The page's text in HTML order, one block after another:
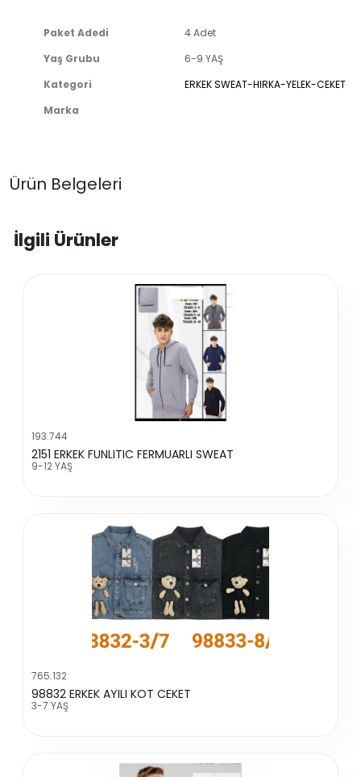
Paket Adedi
4 Adet
Yaş Grubu
6-9 YAŞ
Kategori
ERKEK SWEAT-HIRKA-YELEK-CEKET
Marka
Ürün Belgeleri
İlgili Ürünler
193.744
2151 ERKEK FUNLITIC FERMUARLI SWEAT
9-12 YAŞ
765.132
98832 ERKEK AYILI KOT CEKET
3-7 YAŞ